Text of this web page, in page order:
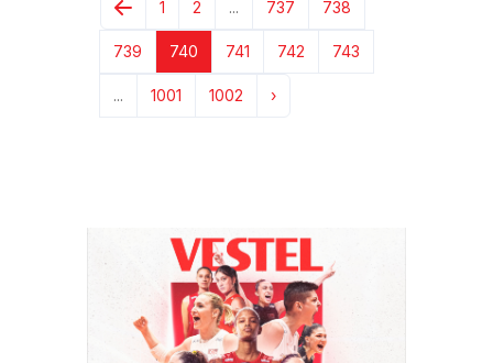
1 2 ... 737 738
739 740 741 742 743
... 1001 1002 ›